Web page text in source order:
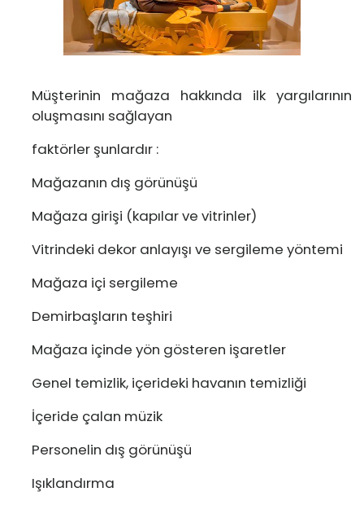
Müşterinin mağaza hakkında ilk yargılarının
oluşmasını sağlayan
faktörler şunlardır :
Mağazanın dış görünüşü
Mağaza girişi (kapılar ve vitrinler)
Vitrindeki dekor anlayışı ve sergileme yöntemi
Mağaza içi sergileme
Demirbaşların teşhiri
Mağaza içinde yön gösteren işaretler
Genel temizlik, içerideki havanın temizliği
İçeride çalan müzik
Personelin dış görünüşü
Işıklandırma